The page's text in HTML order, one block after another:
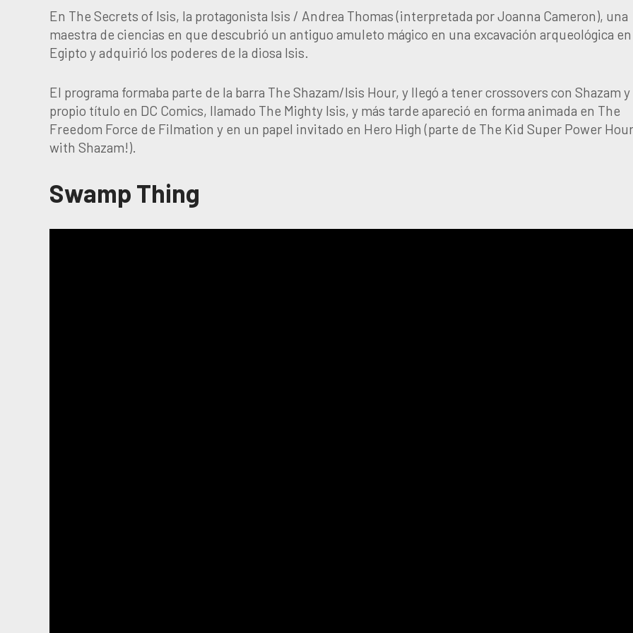
En The Secrets of Isis, la protagonista Isis / Andrea Thomas (interpretada por Joanna Cameron), una
maestra de ciencias en que descubrió un antiguo amuleto mágico en una excavación arqueológica en
Egipto y adquirió los poderes de la diosa Isis.
El programa formaba parte de la barra The Shazam/Isis Hour, y llegó a tener crossovers con Shazam
propio título en DC Comics, llamado The Mighty Isis, y más tarde apareció en forma animada en The
Freedom Force de Filmation y en un papel invitado en Hero High (parte de The Kid Super Power Hour
with Shazam!).
Swamp Thing